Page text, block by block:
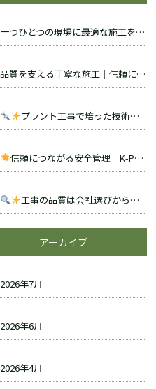
一つひとつの現場に最適な施工を｜K-PLANT（福島県いわき市）
品質を支える丁寧な施工｜信頼につながる取り組み
プラント工事で培った技術をものづくりへ｜K-PLANTの鉄加工・製作
信頼につながる安全管理｜K-PLANTの取り組み
工事の品質は会社選びから｜プラント工事を依頼する際のポイント
アーカイブ
2026年7月
2026年6月
2026年4月